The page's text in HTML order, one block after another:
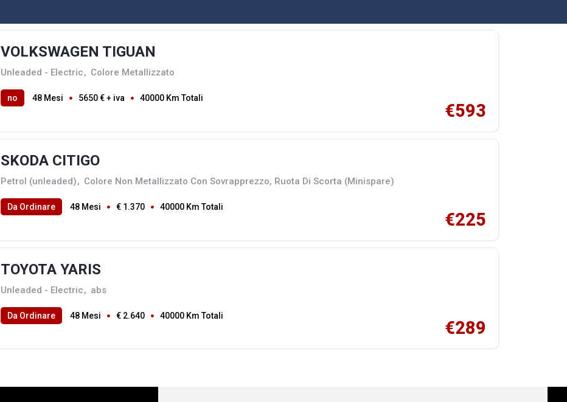
VOLKSWAGEN TIGUAN
Unleaded - Electric, Colore Metallizzato
no 48 Mesi 5650 € + iva 40000 Km Totali
€593
SKODA CITIGO
Petrol (unleaded), Colore Non Metallizzato Con Sovrapprezzo, Ruota Di Scorta (Minispare)
Da Ordinare 48 Mesi € 1.370 40000 Km Totali
€225
TOYOTA YARIS
Unleaded - Electric, abs
Da Ordinare 48 Mesi € 2.640 40000 Km Totali
€289